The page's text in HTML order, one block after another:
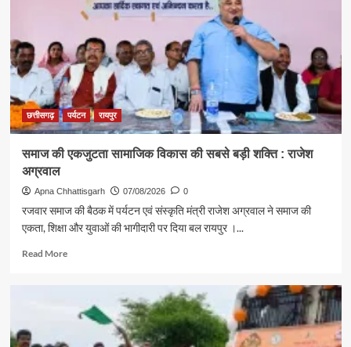
राजेश
अग्रवाल
दिया
स्वदेशी
अपनाने
का
संदेश
छत्तीसगढ़ पर्यटन रायपुर
समाज की एकजुटता सामाजिक विकास की सबसे बड़ी शक्ति : राजेश
अग्रवाल
Apna Chhattisgarh 07/08/2026 0
रजवार समाज की बैठक में पर्यटन एवं संस्कृति मंत्री राजेश अग्रवाल ने समाज की
एकता, शिक्षा और युवाओं की भागीदारी पर दिया बल रायपुर ।...
Read MoreRead
एकजुटता
सामाजिक